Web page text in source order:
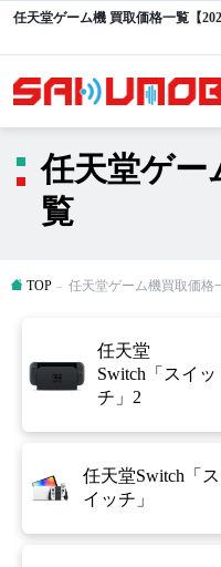
任天堂ゲーム機 買取価格一覧【
任天堂ゲー
覧
TOP 任天堂ゲーム機買取価格
任天堂
Switch「スイッ
チ」2
任天堂Switch「ス
イッチ」